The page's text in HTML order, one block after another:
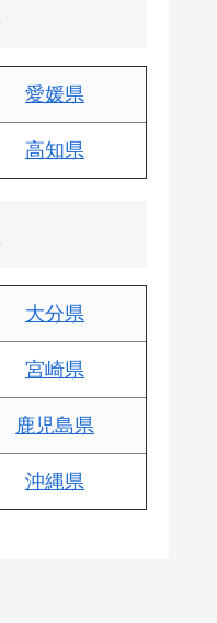
愛媛県
高知県
大分県
宮崎県
鹿児島県
沖縄県